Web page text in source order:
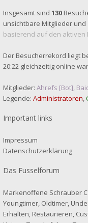
Insgesamt sind 130
unsichtbare Mitglieder und
basierend auf den aktiven
Der Besucherrekord liegt
20:22 gleichzeitig online
Mitglieder: Ahrefs [Bot],
Legende: Administratoren,
Important links
Impressum
Datenschutzerklärung
Das Fusselforum
Markenoffene Schrauber
Youngtimer, Oldtimer,
Erhalten, Restaurieren,